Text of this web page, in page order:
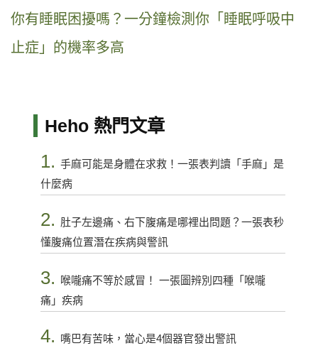
你有睡眠困擾嗎？一分鐘檢測你「睡眠呼吸中
止症」的機率多高
Heho 熱門文章
1. 手麻可能是身體在求救！一張表判讀「手麻」是
什麼病
2. 肚子左邊痛、右下腹痛是哪裡出問題？一張表秒
懂腹痛位置潛在疾病與警訊
3.
喉嚨痛不等於感冒！ 一張圖辨別四種「喉嚨
痛」疾病
4. 嘴巴有苦味，當心是4個器官發出警訊